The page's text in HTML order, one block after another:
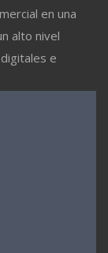
en una
alto nivel
e